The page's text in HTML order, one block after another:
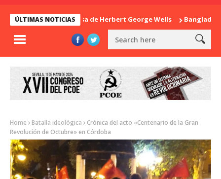
ÚLTIMAS NOTICIAS
La sorpresa de Herbert George Wells Bangladesh:
Home Batalla ideológica
Crónica del acto «Centenario de la Gran
Revolución de Octubre» en Córdoba